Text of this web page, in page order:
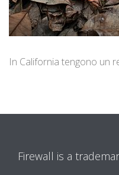
In California tengono un
Firewall is a